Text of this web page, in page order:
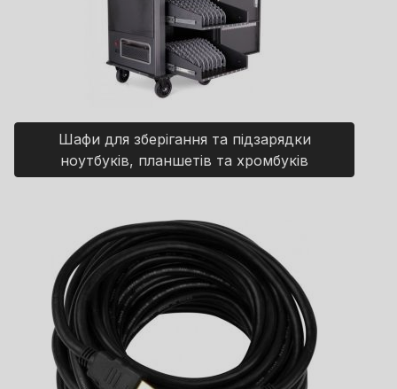
Шафи для зберігання та підзарядки
ноутбуків, планшетів та хромбуків